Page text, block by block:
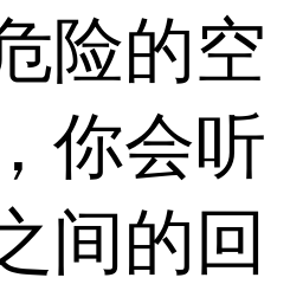
险的空
你会听
间的回